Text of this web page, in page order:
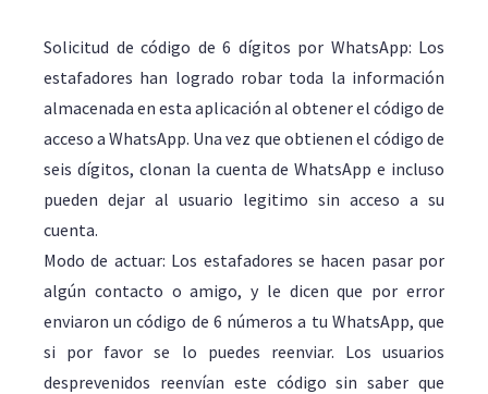
Solicitud de código de 6 dígitos por WhatsApp: Los
estafadores han logrado robar toda la información
almacenada en esta aplicación al obtener el código de
acceso a WhatsApp. Una vez que obtienen el código de
seis dígitos, clonan la cuenta de WhatsApp e incluso
pueden dejar al usuario legitimo sin acceso a su
cuenta.
Modo de actuar: Los estafadores se hacen pasar por
algún contacto o amigo, y le dicen que por error
enviaron un código de 6 números a tu WhatsApp, que
si por favor se lo puedes reenviar. Los usuarios
desprevenidos reenvían este código sin saber que